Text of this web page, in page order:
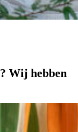
? Wij hebben